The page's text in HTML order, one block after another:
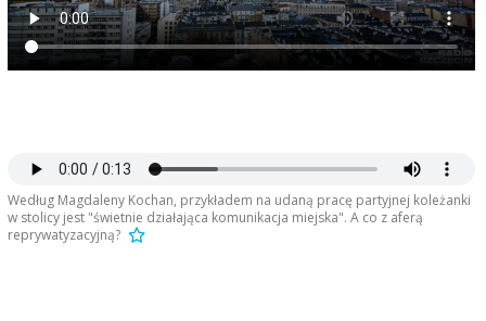
Według Magdaleny Kochan, przykładem na udaną pracę partyjnej koleżanki
w stolicy jest "świetnie działająca komunikacja miejska". A co z aferą
reprywatyzacyjną?